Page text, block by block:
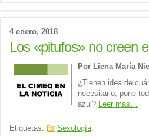
4 enero, 2018
Los «pitufos» no creen
Por Liena María
¿Tienen idea de
necesitarlo, pone
azul? Leer más…
Etiquetas: Sexología.